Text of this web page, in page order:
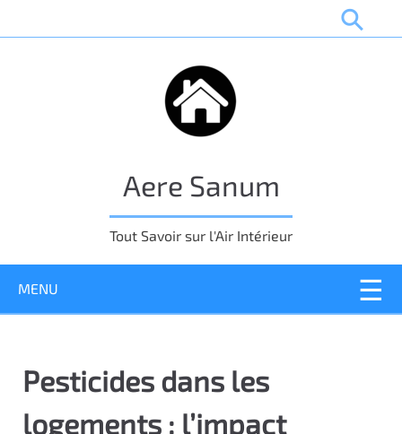
e
u
Aere Sanum
Tout Savoir sur l'Air Intérieur
MENU
Pesticides dans les
logements : l’impact